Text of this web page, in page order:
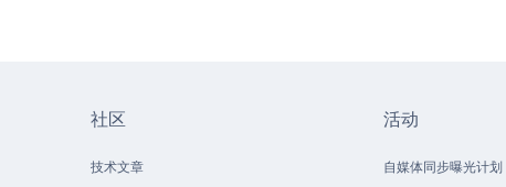
社区
技术文章
活动
自媒体同步曝光计划